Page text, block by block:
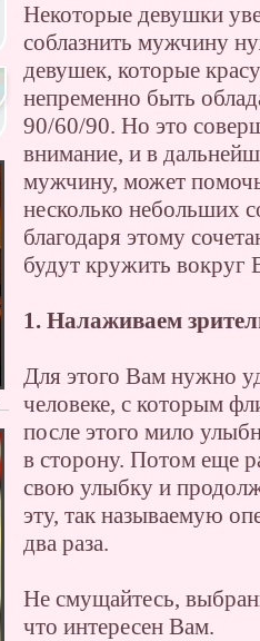
Некоторые девушки
соблазнить мужчину
девушек, которые
непременно быть
90/60/90. Но это
внимание, и в
мужчину, может
несколько небольших
благодаря этому
будут кружить вокруг
1. Налаживаем
Для этого Вам нужно
человеке, с которым
после этого мило
в сторону. Потом еще
свою улыбку и
эту, так называемую
два раза.
Не смущайтесь,
что интересен Вам.